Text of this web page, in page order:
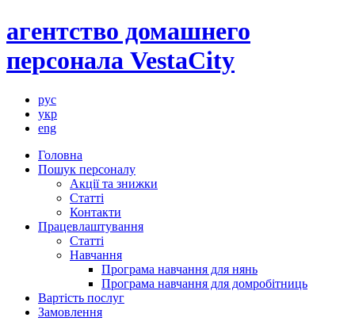
агентство домашнего
персонала VestaCity
рус
укр
eng
Головна
Пошук персоналу
Акції та знижки
Статті
Контакти
Працевлаштування
Статті
Навчання
Програма навчання для нянь
Програма навчання для домробітниць
Вартість послуг
Замовлення